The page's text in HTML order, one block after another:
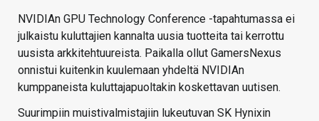
NVIDIAn GPU Technology Conference -tapahtumassa ei
julkaistu kuluttajien kannalta uusia tuotteita tai kerrottu
uusista arkkitehtuureista. Paikalla ollut GamersNexus
onnistui kuitenkin kuulemaan yhdeltä NVIDIAn
kumppaneista kuluttajapuoltakin koskettavan uutisen.
Suurimpiin muistivalmistajiin lukeutuvan SK Hynixin